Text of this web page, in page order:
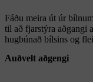
Fáðu meira út úr
til að fjarstýra aðgangi
hugbúnað bílsins og
Auðvelt aðgengi